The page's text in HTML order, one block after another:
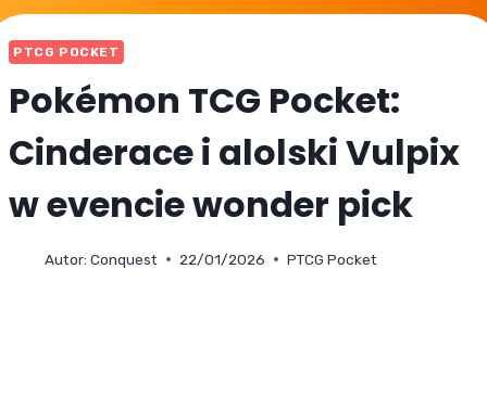
PTCG POCKET
Pokémon TCG Pocket:
Cinderace i alolski Vulpix
w evencie wonder pick
Autor: Conquest 22/01/2026 PTCG Pocket